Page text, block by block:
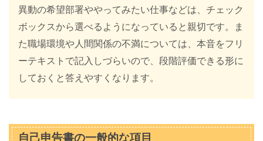
異動の希望部署ややってみたい仕事などは、チェック
ボックスから選べるようになっていると親切です。ま
た職場環境や人間関係の不満については、本音をフリ
ーテキストで記入しづらいので、段階評価できる形に
しておくと答えやすくなります。
自己申告書の一般的な項目